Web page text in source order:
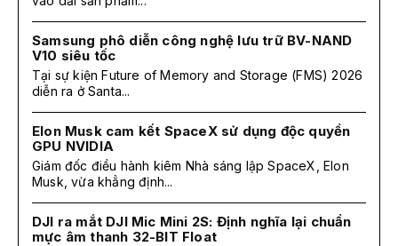
Samsung phô diễn công nghệ lưu trữ BV-NAND
V10 siêu tốc
Tại sự kiện Future of Memory and Storage (FMS) 2026
diễn ra ở Santa...
Elon Musk cam kết SpaceX sử dụng độc quyền
GPU NVIDIA
Giám đốc điều hành kiêm Nhà sáng lập SpaceX, Elon
Musk, vừa khẳng định...
DJI ra mắt DJI Mic Mini 2S: Định nghĩa lại chuẩn
mực âm thanh 32-BIT Float